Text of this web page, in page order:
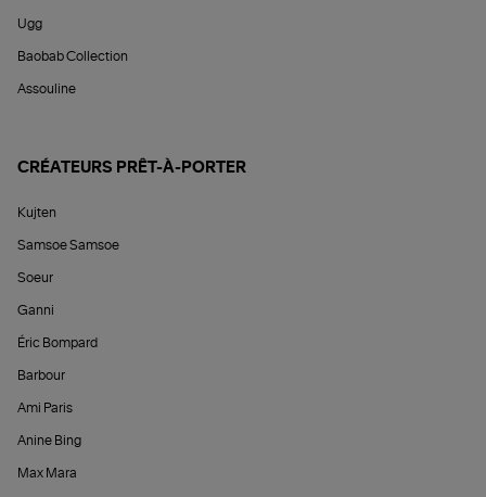
Ugg
Baobab Collection
Assouline
CRÉATEURS PRÊT-À-PORTER
Kujten
Samsoe Samsoe
Soeur
Ganni
Éric Bompard
Barbour
Ami Paris
Anine Bing
Max Mara